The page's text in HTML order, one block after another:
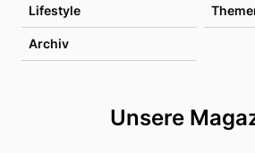
Lifestyle
Archiv
Unsere